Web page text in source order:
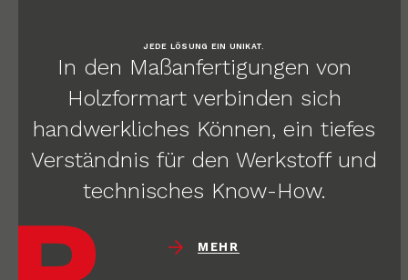
JEDE LÖSUNG EIN UNIKAT.
In den Maßanfertigungen von
Holzformart verbinden sich
handwerkliches Können, ein tiefes
Verständnis für den Werkstoff und
technisches Know-How.
MEHR